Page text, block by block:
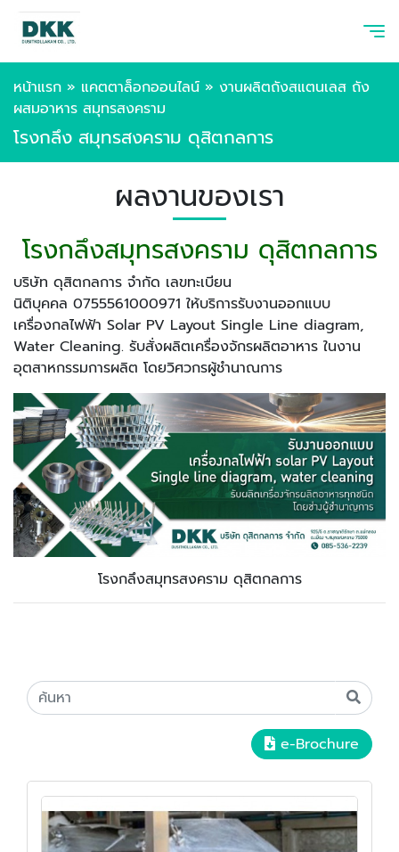
หน้าแรก » แคตตาล็อกออนไลน์ » งานผลิตถังสแตนเลส ถัง
ผสมอาหาร สมุทรสงคราม
โรงกลึง สมุทรสงคราม ดุสิตกลการ
ผลงานของเรา
โรงกลึงสมุทรสงคราม ดุสิตกลการ
บริษัท ดุสิตกลการ จำกัด เลขทะเบียน
นิติบุคคล 0755561000971 ให้บริการรับงานออกแบบ
เครื่องกลไฟฟ้า Solar PV Layout Single Line diagram,
Water Cleaning. รับสั่งผลิตเครื่องจักรผลิตอาหาร ในงาน
อุตสาหกรรมการผลิต โดยวิศวกรผู้ชำนาณการ
โรงกลึงสมุทรสงคราม ดุสิตกลการ
e-Brochure